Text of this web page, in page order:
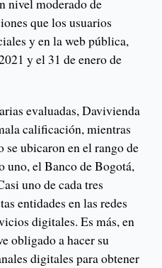
nivel moderado de
que los usuarios
y en la web pública,
y el 31 de enero de
evaluadas, Davivienda
calificación, mientras
ubicaron en el rango de
uno, el Banco de Bogotá,
uno de cada tres
entidades en las redes
digitales. Es más, en
obligado a hacer su
digitales para obtener